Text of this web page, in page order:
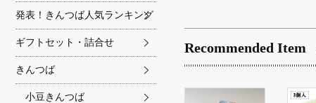
Recommended Item
発表！きんつば人気ランキング
ギフトセット・詰合せ
きんつば
小豆きんつば